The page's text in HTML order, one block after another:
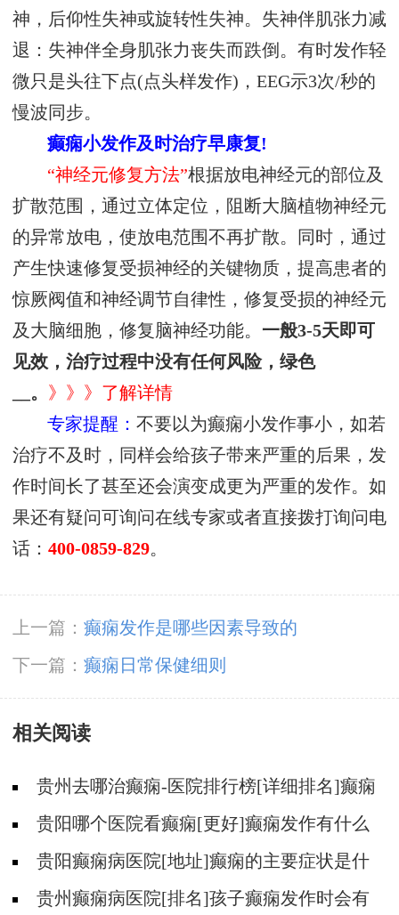
神，后仰性失神或旋转性失神。失神伴肌张力减
退：失神伴全身肌张力丧失而跌倒。有时发作轻
微只是头往下点(点头样发作)，EEG示3次/秒的
慢波同步。
癫痫小发作及时治疗早康复!
“神经元修复方法”根据放电神经元的部位及
扩散范围，通过立体定位，阻断大脑植物神经元
的异常放电，使放电范围不再扩散。同时，通过
产生快速修复受损神经的关键物质，提高患者的
惊厥阀值和神经调节自律性，修复受损的神经元
及大脑细胞，修复脑神经功能。 一般3-5天即可
见效，治疗过程中没有任何风险，绿色
__。 》》》了解详情
专家提醒：不要以为癫痫小发作事小，如若
治疗不及时，同样会给孩子带来严重的后果，发
作时间长了甚至还会演变成更为严重的发作。如
果还有疑问可询问在线专家或者直接拨打询问电
话： 400-0859-829。
上一篇： 癫痫发作是哪些因素导致的
下一篇： 癫痫日常保健细则
相关阅读
贵州去哪治癫痫-医院排行榜[详细排名]癫痫
会导致病人精神失常吗?
贵阳哪个医院看癫痫[更好]癫痫发作有什么
症状表现?
贵阳癫痫病医院[地址]癫痫的主要症状是什
么?贵州癫痫病医院[排名]孩子癫痫发作时会有